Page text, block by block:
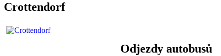
Crottendorf
Odjezdy autobusů